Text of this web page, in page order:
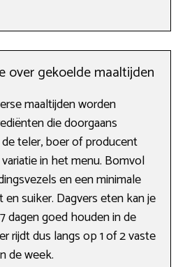
over gekoelde maaltijden
maaltijden worden
die doorgaans
teler, boer of producent
in het menu. Bomvol
en een minimale
suiker. Dagvers eten kan je
dagen goed houden in de
rijdt dus langs op 1 of 2 vaste
de week.